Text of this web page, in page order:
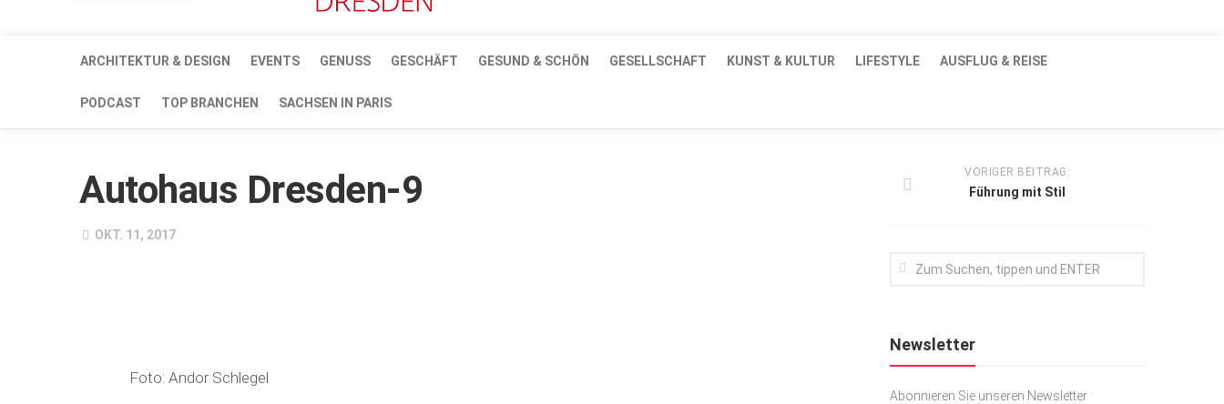
ARCHITEKTUR & DESIGN EVENTS GENUSS GESCHÄFT GESUND & SCHÖN GESELLSCHAFT KUNST & KULTUR LIFESTYLE AUSFLUG & REISE
PODCAST TOP BRANCHEN SACHSEN IN PARIS
Autohaus Dresden-9
OKT. 11, 2017
Foto: Andor Schlegel
VORIGER BEITRAG:
Führung mit Stil
Newsletter
Abonnieren Sie unseren Newsletter